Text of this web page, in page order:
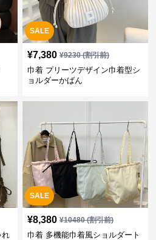
SALE
¥7,380 ¥9230(割引前)
巾着 プリーツデザイン巾着型シ
ョルダーかばん
れ
SALE
¥8,380 ¥10480(割引前)
巾着 多機能巾着風ショルダート